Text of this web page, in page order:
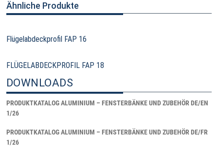
Ähnliche Produkte
Flügelabdeckprofil FAP 16
FLÜGELABDECKPROFIL FAP 18
DOWNLOADS
PRODUKTKATALOG ALUMINIUM – FENSTERBÄNKE UND ZUBEHÖR DE/EN
1/26
PRODUKTKATALOG ALUMINIUM – FENSTERBÄNKE UND ZUBEHÖR DE/FR
1/26